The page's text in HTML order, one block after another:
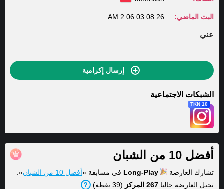
البث الماضي: 03.08.26 2:06 AM
عني
إرسال إكرامية
الشبكات الاجتماعية
10 TKN
أفضل 10 من الشبان
تشارك العارضة Long-Play في مسابقة «أفضل 10 من الشبان
».
تحتل العارضة حاليا 267 المركز (39 نقطة).